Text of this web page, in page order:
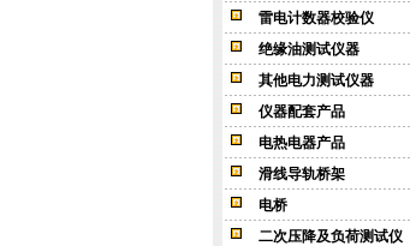
雷电计数器校验仪
绝缘油测试仪器
其他电力测试仪器
仪器配套产品
电热电器产品
滑线导轨桥架
电桥
二次压降及负荷测试仪